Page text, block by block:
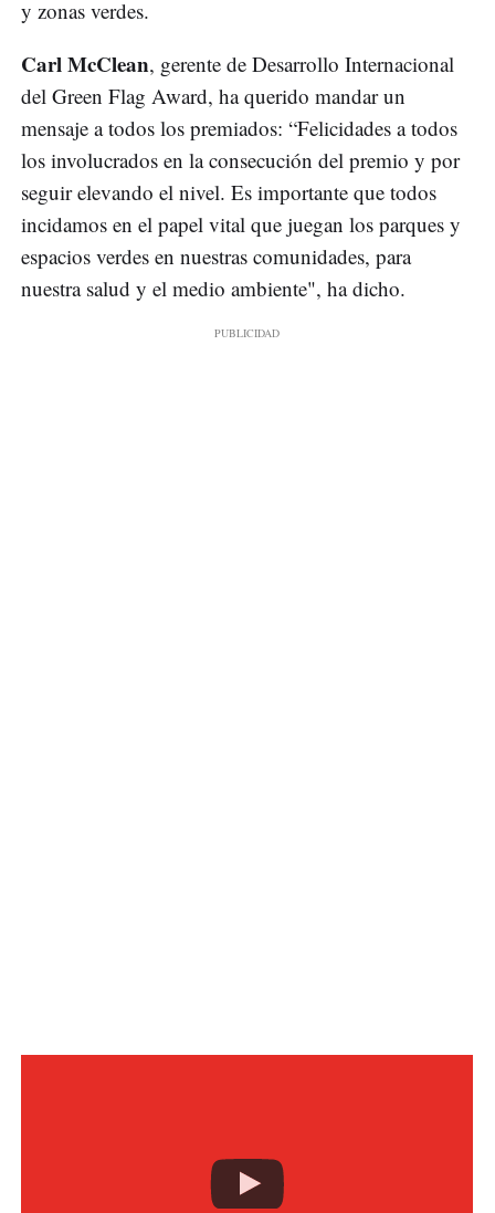
y zonas verdes.
Carl McClean, gerente de Desarrollo Internacional
del Green Flag Award, ha querido mandar un
mensaje a todos los premiados: “Felicidades a todos
los involucrados en la consecución del premio y por
seguir elevando el nivel. Es importante que todos
incidamos en el papel vital que juegan los parques y
espacios verdes en nuestras comunidades, para
nuestra salud y el medio ambiente", ha dicho.